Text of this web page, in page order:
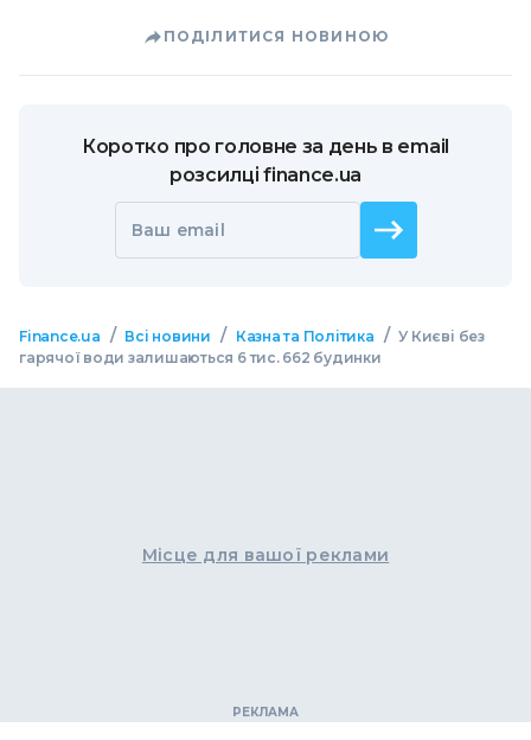
ПОДІЛИТИСЯ НОВИНОЮ
Коротко про головне за день в email
розсилці finance.ua
Ваш email
Finance.ua / Всі новини / Казна та Політика / У Києві без
гарячої води залишаються 6 тис. 662 будинки
Місце для вашої реклами